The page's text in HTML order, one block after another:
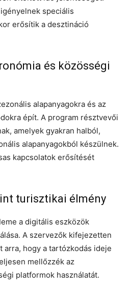
speciális
erősítik a desztináció
és közösségi
alapanyagokra és az
épít. A program résztvevői
amelyek gyakran halból,
alapanyagokból készülnek.
kapcsolatok erősítését
turisztikai élmény
a digitális eszközök
A szervezők kifejezetten
arra, hogy a tartózkodás ideje
mellőzzék az
platformok használatát.